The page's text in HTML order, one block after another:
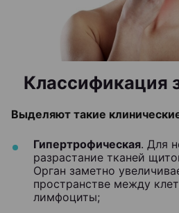
Классификация
Выделяют такие
Гипертрофическая. Для
разрастание тканей
Орган заметно
пространстве между
лимфоциты;